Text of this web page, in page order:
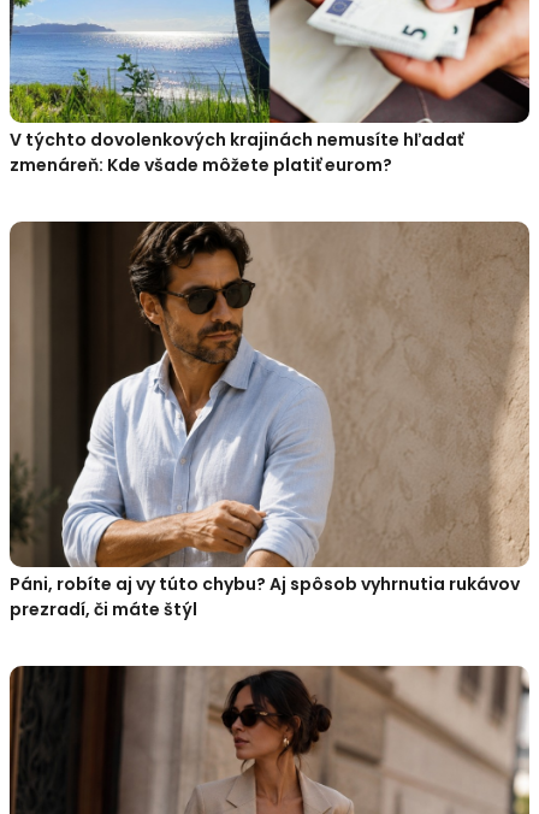
V týchto dovolenkových krajinách nemusíte hľadať
zmenáreň: Kde všade môžete platiť eurom?
Páni, robíte aj vy túto chybu? Aj spôsob vyhrnutia rukávov
prezradí, či máte štýl